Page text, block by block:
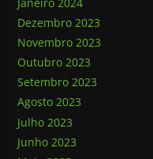
Dezembro 2023
Novembro 2023
Outubro 2023
Setembro 2023
Agosto 2023
Julho 2023
Junho 2023